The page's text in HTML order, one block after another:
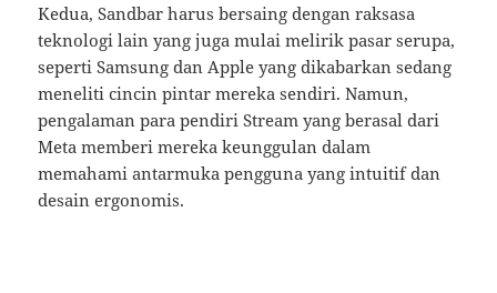
Kedua, Sandbar harus bersaing dengan raksasa
teknologi lain yang juga mulai melirik pasar serupa,
seperti Samsung dan Apple yang dikabarkan sedang
meneliti cincin pintar mereka sendiri. Namun,
pengalaman para pendiri Stream yang berasal dari
Meta memberi mereka keunggulan dalam
memahami antarmuka pengguna yang intuitif dan
desain ergonomis.